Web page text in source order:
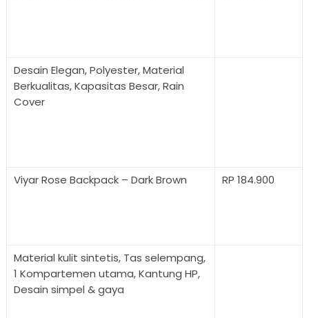
Desain Elegan, Polyester, Material
Berkualitas, Kapasitas Besar, Rain
Cover
Viyar Rose Backpack – Dark Brown RP 184.900
Material kulit sintetis, Tas selempang,
1 Kompartemen utama, Kantung HP,
Desain simpel & gaya